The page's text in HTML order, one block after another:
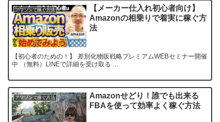
アマゾンで稼ぐ方法
【メーカー仕入れ初心者向け】
Amazonの相乗りで着実に稼ぐ方
法
【初心者のための！】 差別化物販戦略プレミアムWEBセミナー開催
中 （無料）LINEで詳細を受け取る ...
アマゾンで稼ぐ方法
Amazonせどり！誰でも出来る
FBAを使って効率よく稼ぐ方法